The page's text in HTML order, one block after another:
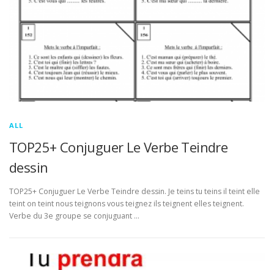
ALL
TOP25+ Conjuguer Le Verbe Teindre
dessin
TOP25+ Conjuguer Le Verbe Teindre dessin. Je teins tu teins il teint elle
teint on teint nous teignons vous teignez ils teignent elles teignent.
Verbe du 3e groupe se conjuguant …